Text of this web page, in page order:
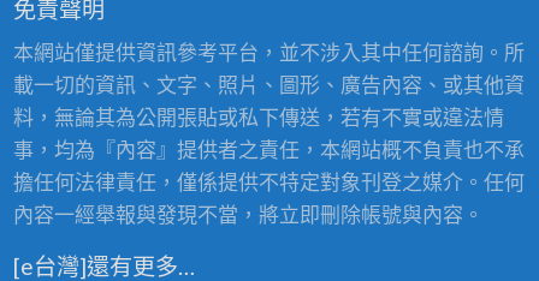
免責聲明
本網站僅提供資訊參考平台，並不涉入其中任何諮詢。所
載一切的資訊、文字、照片、圖形、廣告內容、或其他資
料，無論其為公開張貼或私下傳送，若有不實或違法情
事，均為『內容』提供者之責任，本網站概不負責也不承
擔任何法律責任，僅係提供不特定對象刊登之媒介。任何
內容一經舉報與發現不當，將立即刪除帳號與內容。
[e台灣]還有更多…